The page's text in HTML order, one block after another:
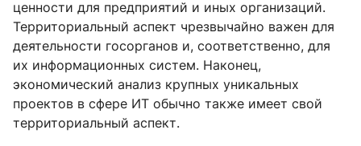
ценности для предприятий и иных организаций.
Территориальный аспект чрезвычайно важен для
деятельности госорганов и, соответственно, для
их информационных систем. Наконец,
экономический анализ крупных уникальных
проектов в сфере ИТ обычно также имеет свой
территориальный аспект.